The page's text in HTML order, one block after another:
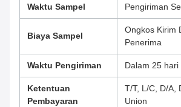
Waktu Sampel Pengiriman
Biaya Sampel
Ongkos Kirim
Penerima
Waktu Pengiriman Dalam 25 hari
Ketentuan
Pembayaran
T/T, L/C, D/A,
Union